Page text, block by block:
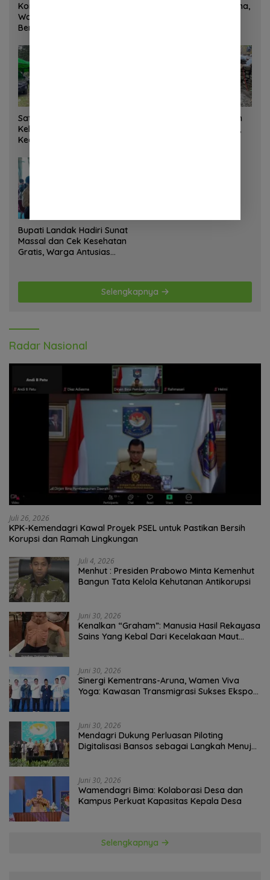
Korem 132/Tadulako dan
Warga Gotong Royong
Bersihkan Gedung Juang
Sinergi Kementrans-Aruna,
Satgas Yonif 645 GTY Pos
Kelila Laksanakan
Kegiatan Teritorial
Tokoh Adat dan Lurah
Satgas Bakti TNI Bangun
Jembatan Beton di Nias,
Bupati Landak Hadiri Sunat
Massal dan Cek Kesehatan
Gratis, Warga Antusias
Selengkapnya
Radar Nasional
Juli 26, 2026
KPK-Kemendagri Kawal Proyek PSEL untuk Pastikan Bersih
Korupsi dan Ramah Lingkungan
Juli 4, 2026
Menhut : Presiden Prabowo Minta Kemenhut
Bangun Tata Kelola Kehutanan Antikorupsi
Juni 30, 2026
Kenalkan “Graham”: Manusia Hasil Rekayasa
Sains Yang Kebal Dari Kecelakaan Maut
Juni 30, 2026
Sinergi Kementrans-Aruna, Wamen Viva
Yoga: Kawasan Transmigrasi Sukses Ekspor
Juni 30, 2026
Mendagri Dukung Perluasan Piloting
Digitalisasi Bansos sebagai Langkah Menuju
Juni 30, 2026
Wamendagri Bima: Kolaborasi Desa dan
Kampus Perkuat Kapasitas Kepala Desa
Selengkapnya